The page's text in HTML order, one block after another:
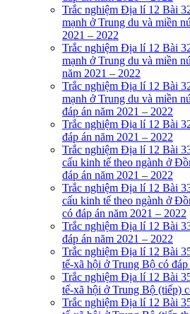
Trắc nghiệm Địa lí 12 Bài
mạnh ở Trung du và miền
2021 – 2022
Trắc nghiệm Địa lí 12 Bài
mạnh ở Trung du và miền
năm 2021 – 2022
Trắc nghiệm Địa lí 12 Bài
mạnh ở Trung du và miền
đáp án năm 2021 – 2022
Trắc nghiệm Địa lí 12 Bài
đáp án năm 2021 – 2022
Trắc nghiệm Địa lí 12 Bài
cấu kinh tế theo ngành ở
đáp án năm 2021 – 2022
Trắc nghiệm Địa lí 12 Bài
cấu kinh tế theo ngành ở
có đáp án năm 2021 – 2022
Trắc nghiệm Địa lí 12 Bài
đáp án năm 2021 – 2022
Trắc nghiệm Địa lí 12 Bài
tế-xã hội ở Trung Bộ có
Trắc nghiệm Địa lí 12 Bài
tế-xã hội ở Trung Bộ (tiếp)
Trắc nghiệm Địa lí 12 Bài